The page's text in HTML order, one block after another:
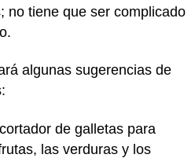
no tiene que ser complicado
algunas sugerencias de
de galletas para
las verduras y los